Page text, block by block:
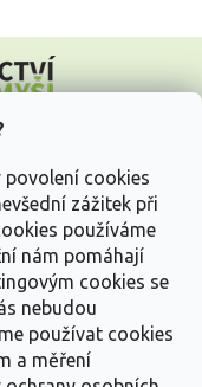
povolení cookies
zážitek při
používáme
nám pomáhají
cookies se
nebudou
používat cookies
a měření